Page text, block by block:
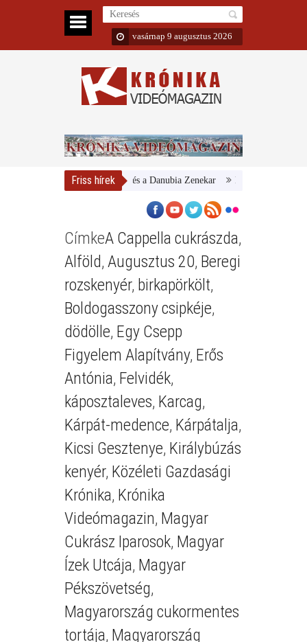
vasárnap 9 augusztus 2026
Friss hírek
Magyar Nemzeti Galéria és a Danubia Zenekar Bemutatta 2024/25-
CímkeA Cappella cukrászda,
Alföld, Augusztus 20, Beregi
rozskenyér, birkapörkölt,
Boldogasszony csipkéje,
dödölle, Egy Csepp
Figyelem Alapítvány, Erős
Antónia, Felvidék,
káposztaleves, Karcag,
Kárpát-medence, Kárpátalja,
Kicsi Gesztenye, Királybúzás
kenyér, Közéleti Gazdasági
Krónika, Krónika
Videómagazin, Magyar
Cukrász Iparosok, Magyar
Ízek Utcája, Magyar
Pékszövetség,
Magyarország cukormentes
tortája, Magyarország